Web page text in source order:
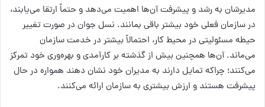
مدیرشان به رشد و پیشرفت آن‌ها اهمیت می‌دهد و حتماً ارتقا می‌یابند،
در سازمان فعلی خود بیشتر باقی بمانند. نسل جوان در صورت تغییر
حیطه مسئولیتی در محیط کار، احتمالاً بیشتر در خدمت سازمان
می‌ماند. آن‌ها همچنین بیش از گذشته بر کارآمدی و بهره‌وری خود تمرکز
می‌کنند؛ چراکه تمایل دارند به مدیران خود نشان دهند همواره در حال
پیشرفت هستند و ارزش بیشتری به سازمان ارائه می‌کنند.